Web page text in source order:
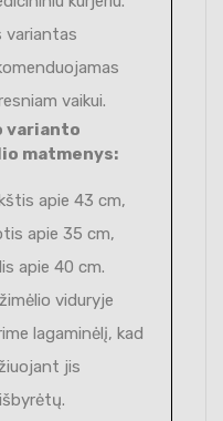
variantas
vaikui.
varianto
matmenys:
apie 43 cm,
apie 35 cm,
apie 40 cm.
viduryje
lagaminėlį, kad
jis